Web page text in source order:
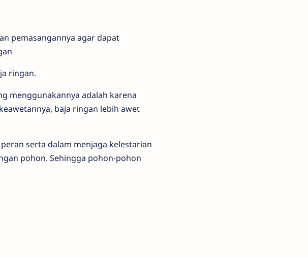
pemasangannya agar dapat
ringan.
menggunakannya adalah karena
baja ringan lebih awet
serta dalam menjaga kelestarian
pohon. Sehingga pohon-pohon